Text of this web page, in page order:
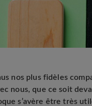
nos plus fidèles
nous, que ce soit
s’avère être très